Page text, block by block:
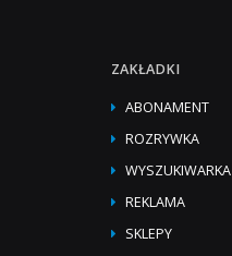
ZAKŁADKI
ABONAMENT
ROZRYWKA
WYSZUKIWARKA
REKLAMA
SKLEPY